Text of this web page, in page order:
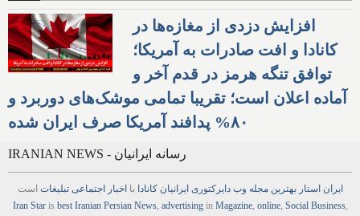
افزایش دزدی از مغازه‌ها در
کانادا و افت صادرات به آمریکا؛
توافق تنگه هرمز در قدم آخر و
آماده اعلان است؛ تقریبا تمامی موشک‌های دوربرد و
۸۰% پدافند آمریکا صرف ایران شده
IRANIAN NEWS - رسانه ایرانیان
ایران استار بهترین مجله وب دایرکتوری ایرانیان کانادا با اخبار اجتماعی تبلیغات است
Iran Staris best Iranian Persian News, advertisingin Magazine, online, Social Business,